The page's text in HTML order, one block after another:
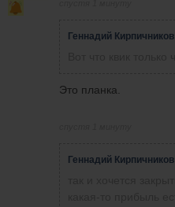
Геннадий Кирпичников
Это планка.
Геннадий Кирпичников